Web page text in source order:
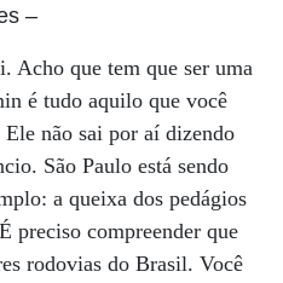
–
Acho que tem que ser uma
é tudo aquilo que você
não sai por aí dizendo
São Paulo está sendo
a queixa dos pedágios
preciso compreender que
rodovias do Brasil. Você